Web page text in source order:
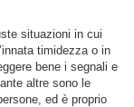
situazioni in cui
timidezza o in
bene i segnali e
altre sono le
ed è proprio